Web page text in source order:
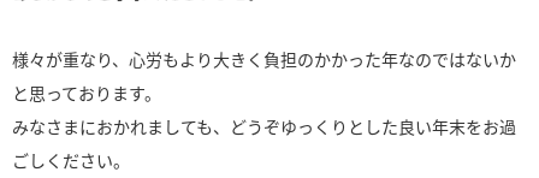
様々が重なり、心労もより大きく負担のかかった年なのではないか
と思っております。
みなさまにおかれましても、どうぞゆっくりとした良い年末をお過
ごしください。